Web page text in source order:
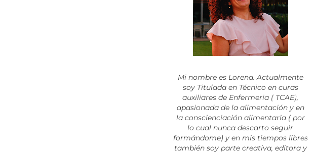
Mi nombre es Lorena. Actualmente
soy Titulada en Técnico en curas
auxiliares de Enfermeria ( TCAE),
apasionada de la alimentación y en
la conscienciación alimentaria ( por
lo cual nunca descarto seguir
formándome) y en mis tiempos libres
también soy parte creativa, editora y